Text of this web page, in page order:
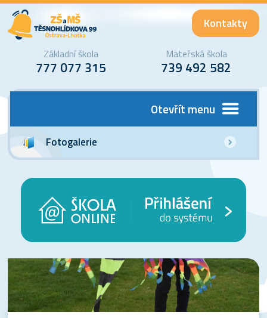
Kontakty
Základní škola
777 077 315
Mateřská škola
739 492 582
Otevřít menu
Fotogalerie